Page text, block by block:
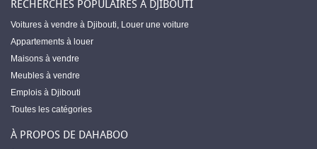
RECHERCHES POPULAIRES À DJIBOUTI
Voitures à vendre à Djibouti, Louer une voiture
Appartements à louer
Maisons à vendre
Meubles à vendre
Emplois à Djibouti
Toutes les catégories
À PROPOS DE DAHABOO